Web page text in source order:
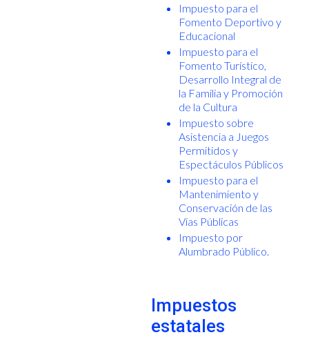
Impuesto para el
Fomento Deportivo y
Educacional
Impuesto para el
Fomento Turístico,
Desarrollo Integral de
la Familia y Promoción
de la Cultura
Impuesto sobre
Asistencia a Juegos
Permitidos y
Espectáculos Públicos
Impuesto para el
Mantenimiento y
Conservación de las
Vías Públicas
Impuesto por
Alumbrado Público.
Impuestos
estatales